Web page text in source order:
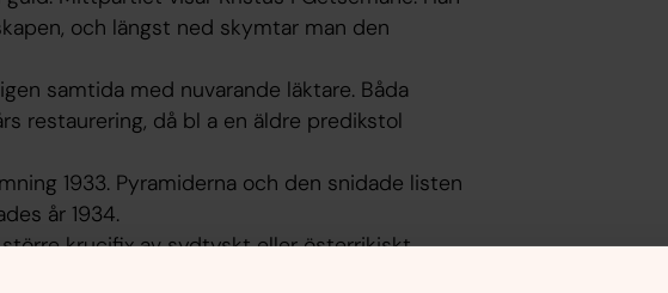
och längst ned skymtar man den
samtida med nuvarande läktare. Båda
restaurering, då bl a en äldre predikstol
1933. Pyramiderna och den snidade listen
år 1934.
krucifix av sydtyskt eller österrikiskt
över ingången till sakristian.